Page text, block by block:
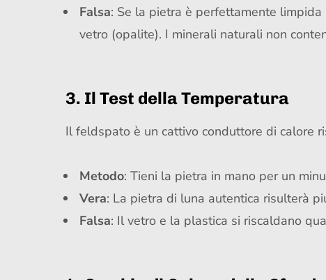
Falsa: Se la pietra è perfettamente
vetro (opalite). I minerali naturali non
3. Il Test della Temperatura
Il feldspato è un cattivo conduttore di calore
Metodo: Tieni la pietra in mano per un
Vera: La pietra di luna autentica risulterà
Falsa: Il vetro e la plastica si riscaldano